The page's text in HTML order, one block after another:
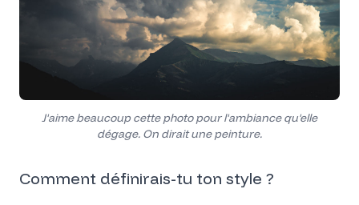
J'aime beaucoup cette photo pour l'ambiance qu'elle
dégage. On dirait une peinture.
Comment définirais-tu ton style ?